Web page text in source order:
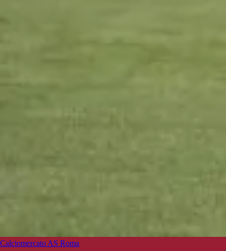
Calciomercato AS Roma